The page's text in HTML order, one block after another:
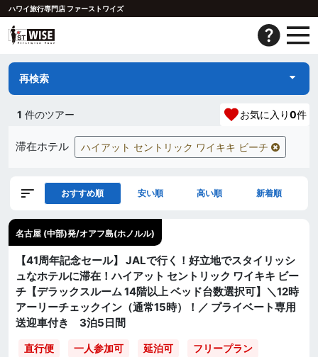
ハワイ旅行専門店 ファーストワイズ
再検索
1 件のツアー お気に入り0件
滞在ホテル ハイアット セントリック ワイキキ ビーチ
おすすめ順 安い順 高い順 新着順
名古屋 (中部)発/オアフ島(ホノルル)
【41周年記念セール】 JALで行く！好立地でスタイリッシ
ュなホテルに滞在！ハイアット セントリック ワイキキ ビー
チ【デラックスルーム 14階以上 ベッド台数選択可】＼12時
アーリーチェックイン（通常15時）！／ プライベート専用
送迎車付き 3泊5日間
直行便 一人参加可 延泊可 フリープラン